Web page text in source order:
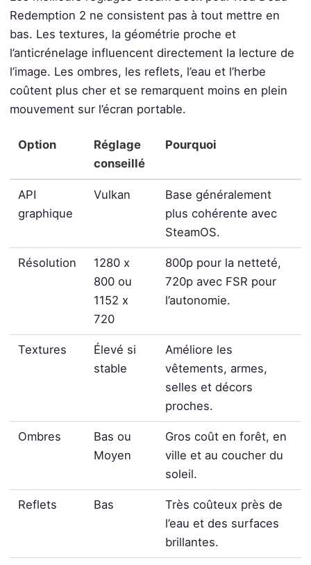
Redemption 2 ne consistent pas à tout mettre en
bas. Les textures, la géométrie proche et
l’anticrénelage influencent directement la lecture de
l’image. Les ombres, les reflets, l’eau et l’herbe
coûtent plus cher et se remarquent moins en plein
mouvement sur l’écran portable.
Option
Réglage
conseillé
Pourquoi
API
graphique
Vulkan
Base généralement
plus cohérente avec
SteamOS.
Résolution
1280 x
800 ou
1152 x
720
800p pour la netteté,
720p avec FSR pour
l’autonomie.
Textures
Élevé si
stable
Améliore les
vêtements, armes,
selles et décors
proches.
Ombres
Bas ou
Moyen
Gros coût en forêt, en
ville et au coucher du
soleil.
Reflets Bas
Très coûteux près de
l’eau et des surfaces
brillantes.